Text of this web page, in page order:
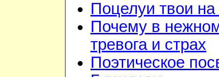
Поцелуи твои на
Почему в
тревога и страх
Поэтическое